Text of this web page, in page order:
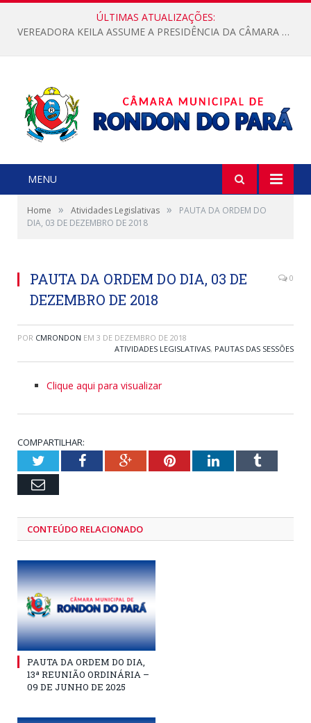
ÚLTIMAS ATUALIZAÇÕES:
VEREADORA KEILA ASSUME A PRESIDÊNCIA DA CÂMARA MUNICIPAL.
MENU
Home » Atividades Legislativas »
PAUTA DA ORDEM DO
DIA, 03 DE DEZEMBRO DE 2018
PAUTA DA ORDEM DO DIA, 03 DE
DEZEMBRO DE 2018
0
POR CMRONDON EM 3 DE DEZEMBRO DE 2018
ATIVIDADES LEGISLATIVAS, PAUTAS DAS SESSÕES
Clique aqui para visualizar
COMPARTILHAR:
TwitterFacebookGoogle+PinterestLinkedInTumblr
Email
CONTEÚDO RELACIONADO
PAUTA DA ORDEM DO DIA,
13ª REUNIÃO ORDINÁRIA –
09 DE JUNHO DE 2025